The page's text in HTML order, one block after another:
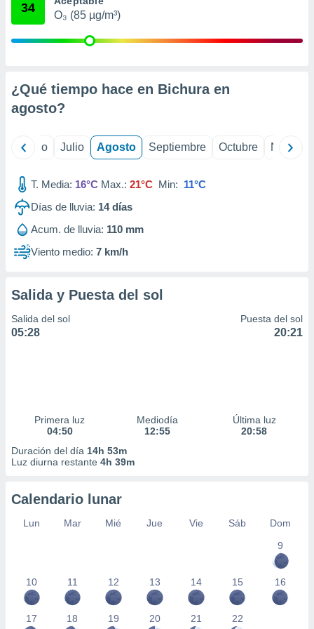
publicidad
publicidad
1199
34
O₃ (85 µg/m³)
¿Qué tiempo hace en Bichura en
agosto?
Junio Julio Agosto Septiembre Octubre
T. Media: 16°C Max.: 21°C Min: 11°C
Días de lluvia: 14días
Acum. de lluvia: 110 mm
Viento medio: 7 km/h
Salida y Puesta del sol
Salida del sol
05:28
Puesta del sol
20:21
Primera luz
04:50
Mediodía
12:55
Última luz
20:58
Duración del día 14h 53m
Luz diurna restante 4h 39m
Calendario lunar
Lun Mar Mié Jue Vie Sáb
Dom
9
10 11 12 13 14 15 16
17 18 19 20 21 22